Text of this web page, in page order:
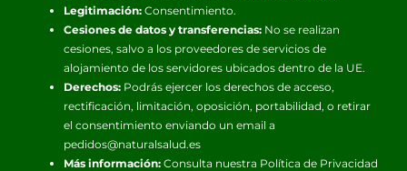
Legitimación:Consentimiento.
Cesiones de datos y transferencias:No se realizan
cesiones, salvo a los proveedores de servicios de
alojamiento de los servidores ubicados dentro de la UE.
Derechos:Podrás ejercer los derechos de acceso,
rectificación, limitación, oposición, portabilidad, o retirar
el consentimiento enviando un email a
pedidos@naturalsalud.es
Más información:Consulta nuestra Política de Privacidad